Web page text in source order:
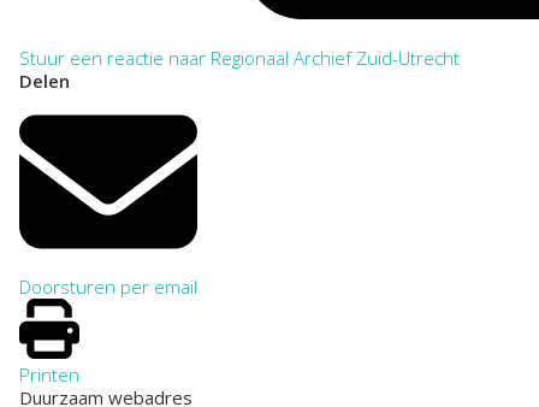
Stuur een reactie naar Regionaal Archief Zuid-Utrecht
Delen
Doorsturen per email
Printen
Duurzaam webadres